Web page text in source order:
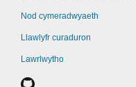
Nod cymeradwyaeth
Llawlyfr curaduron
Lawrlwytho